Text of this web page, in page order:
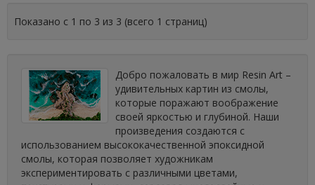
Показано с 1 по 3 из 3 (всего 1 страниц)
Добро пожаловать в мир Resin Art –
удивительных картин из смолы,
которые поражают воображение
своей яркостью и глубиной. Наши
произведения создаются с
использованием высококачественной эпоксидной
смолы, которая позволяет художникам
экспериментировать с различными цветами,